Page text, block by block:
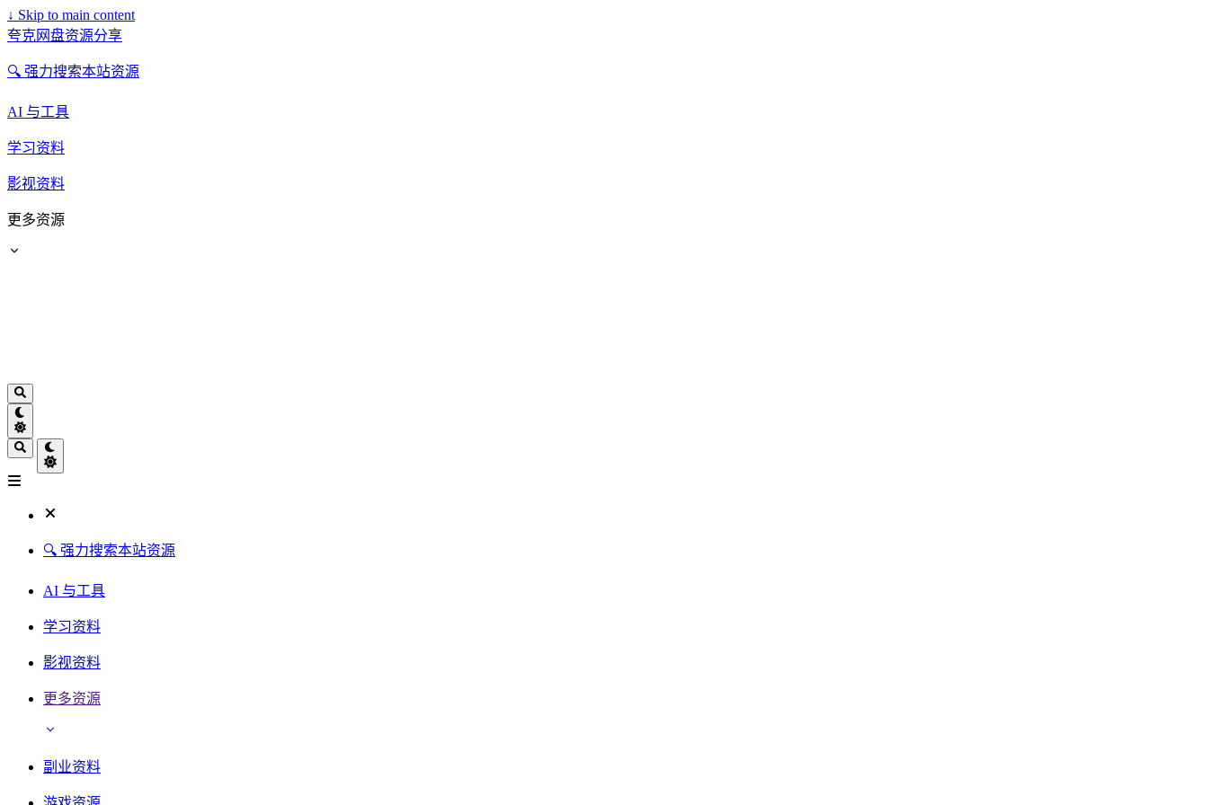
↓ Skip to main content
夸克网盘资源分享
🔍 强力搜索本站资源
AI 与工具
学习资料
影视资料
更多资源
🔍 强力搜索本站资源
AI 与工具
学习资料
影视资料
更多资源
副业资料